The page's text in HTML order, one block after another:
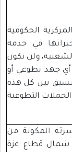
الحكومية
في خدمة
ولن تكون
أي جهد تطوعي أو
بين كل هذه
التطوعية
المكونة من
شمال قطاع غزة